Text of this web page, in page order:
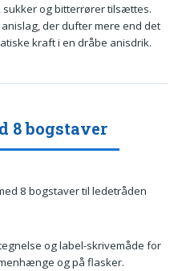
sukker og bitterrører tilsættes.
der dufter mere end det
kraft i en dråbe anisdrik.
8 bogstaver
8 bogstaver til ledetråden
og label-skrivemåde for
og på flasker.